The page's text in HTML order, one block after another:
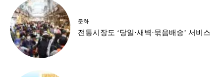
문화
전통시장도 ‘당일·새벽·묶음배송’ 서비스